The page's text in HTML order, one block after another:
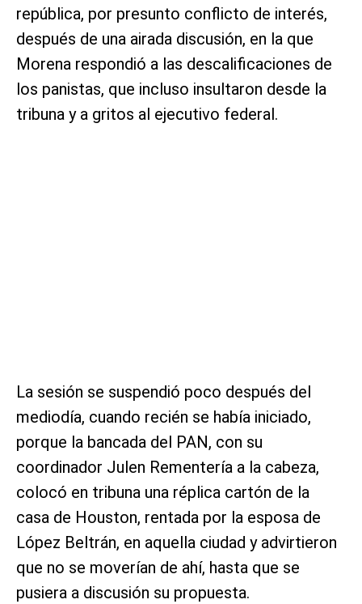
república, por presunto conflicto de interés,
después de una airada discusión, en la que
Morena respondió a las descalificaciones de
los panistas, que incluso insultaron desde la
tribuna y a gritos al ejecutivo federal.
La sesión se suspendió poco después del
mediodía, cuando recién se había iniciado,
porque la bancada del PAN, con su
coordinador Julen Rementería a la cabeza,
colocó en tribuna una réplica cartón de la
casa de Houston, rentada por la esposa de
López Beltrán, en aquella ciudad y advirtieron
que no se moverían de ahí, hasta que se
pusiera a discusión su propuesta.